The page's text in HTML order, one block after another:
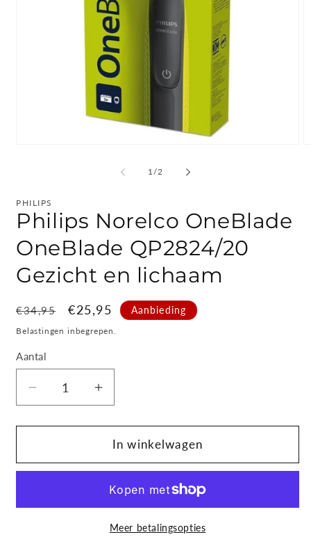
1 /van
2
PHILIPS
Philips Norelco OneBlade
OneBlade QP2824/20
Gezicht en lichaam
Normale
prijs
€34,95 Aanbiedingsprijs
€25,95 Aanbieding
Belastingen inbegrepen.
Aantal
Aantal
verlagen
voor
Norelco
QP2824/20
Aantal
verhogen
voor
Philips
Norelco
OneBlade
QP2824/20
Gezicht
In winkelwagen
Meer betalingsopties